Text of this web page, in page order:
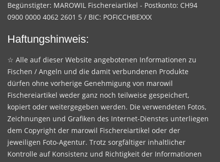
Begünstigter: MAROWIL Fischereiartikel - Postkonto: CH94
0900 0000 4062 2601 5 / BIC: POFICCHBEXXX
Haftungshinweis:
☆ Alle auf dieser Website angebotenen Informationen zu
Fischen / Angeln und die damit verbundenen Produkte
dürfen ohne vorherige Genehmigung von marowil
Fischereiartikel weder ganz noch teilweise gespeichert,
kopiert oder weitergegeben werden. Die verwendeten Fotos,
Zeichnungen und Grafiken des Internet-Dienstes unterliegen
dem Copyright der marowil Fischereiartikel oder der
jeweiligen Foto-Agentur. Trotz sorgfältiger inhaltlicher
Kontrolle auf Konsistenz und Richtigkeit der Informationen